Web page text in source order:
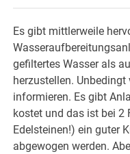
Es gibt mittlerweile
gefiltertes Wasser als
herzustellen.
informieren. Es gibt
kostet und das ist bei 2
Edelsteinen!) ein guter
abgewogen werden.